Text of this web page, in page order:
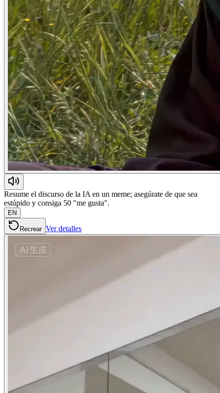
Resume el discurso de la IA en un meme; asegúrate de que sea
estúpido y consiga 50 "me gusta".
EN
Recrear Ver detalles